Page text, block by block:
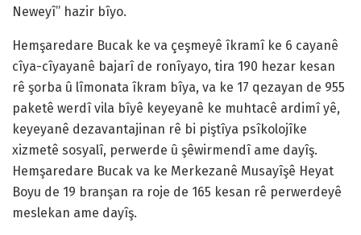
Neweyî” hazir bîyo.
Hemşaredare Bucak ke va çeşmeyê îkramî ke 6 cayanê
cîya-cîyayanê bajarî de ronîyayo, tira 190 hezar kesan
rê şorba û lîmonata îkram bîya, va ke 17 qezayan de 955
paketê werdî vila bîyê keyeyanê ke muhtacê ardimî yê,
keyeyanê dezavantajinan rê bi piştîya psîkolojîke
xizmetê sosyalî, perwerde û şêwirmendî ame dayîş.
Hemşaredare Bucak va ke Merkezanê Musayîşê Heyat
Boyu de 19 branşan ra roje de 165 kesan rê perwerdeyê
meslekan ame dayîş.